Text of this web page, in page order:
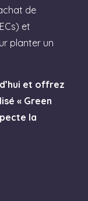
de
et
planter un
et offrez
« Green
la